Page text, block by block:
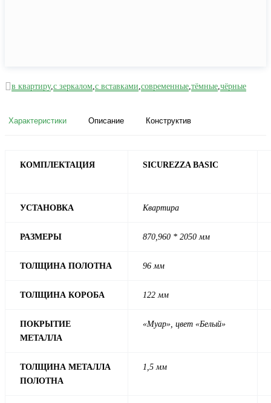
в квартиру,с зеркалом,с вставками,современные,тёмные,чёрные
Характеристики Описание Конструктив
КОМПЛЕКТАЦИЯ SICUREZZA BASIC
УСТАНОВКА Квартира
РАЗМЕРЫ 870,960 * 2050 мм
ТОЛЩИНА ПОЛОТНА 96 мм
ТОЛЩИНА КОРОБА 122 мм
ПОКРЫТИЕ
МЕТАЛЛА
«Муар», цвет «Белый»
ТОЛЩИНА МЕТАЛЛА
ПОЛОТНА
1,5 мм